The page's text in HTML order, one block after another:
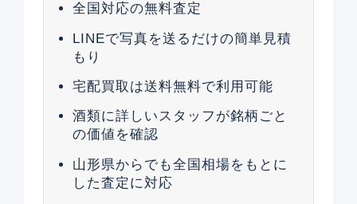
全国対応の無料査定
LINEで写真を送るだけの簡単見積
もり
宅配買取は送料無料で利用可能
酒類に詳しいスタッフが銘柄ごと
の価値を確認
山形県からでも全国相場をもとに
した査定に対応